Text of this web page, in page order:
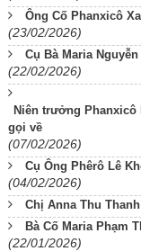
Ông Cố Phanxicô
(23/02/2026)
Cụ Bà Maria
(22/02/2026)
Niên trưởng Phanxicô
gọi về
(07/02/2026)
Cụ Ông Phêrô Lê
(04/02/2026)
Chị Anna Thu
Bà Cố Maria Phạm
(22/01/2026)